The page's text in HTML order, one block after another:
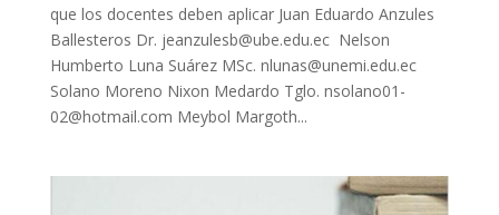
que los docentes deben aplicar Juan Eduardo Anzules
Ballesteros Dr. jeanzulesb@ube.edu.ec Nelson
Humberto Luna Suárez MSc. nlunas@unemi.edu.ec
Solano Moreno Nixon Medardo Tglo. nsolano01-
02@hotmail.com Meybol Margoth...